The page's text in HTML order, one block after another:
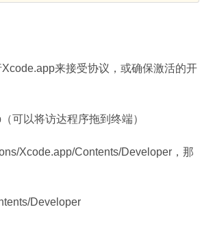
来接受协议，或确保激活的开
可以将访达程序拖到终端）
Xcode.app/Contents/Developer，那
Developer